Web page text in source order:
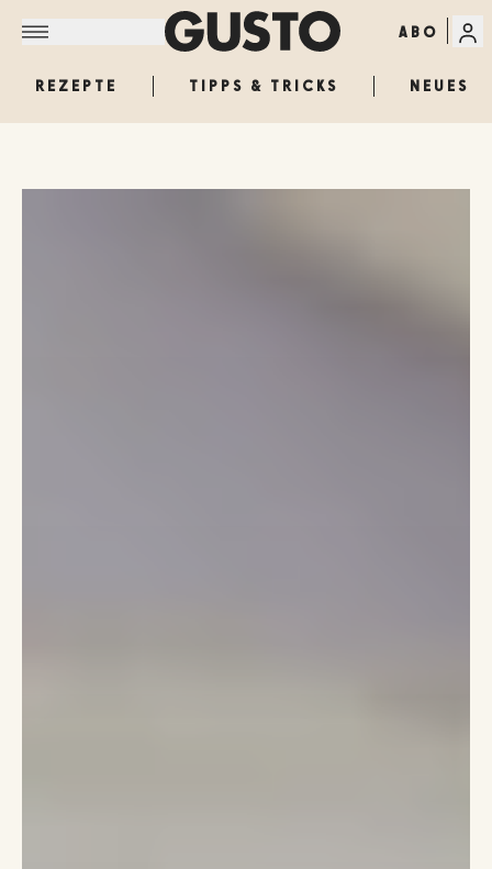
ABO
REZEPTE TIPPS & TRICKS NEUES
GUSTO: Österreichs